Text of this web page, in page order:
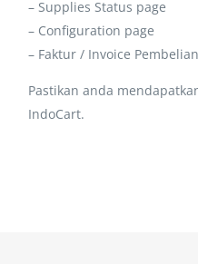
– Supplies Status page
– Configuration page
– Faktur / Invoice Pembelian
Pastikan anda
IndoCart.